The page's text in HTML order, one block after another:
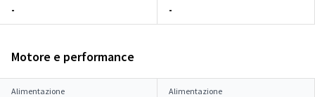
- -
Motore e performance
Alimentazione Alimentazione